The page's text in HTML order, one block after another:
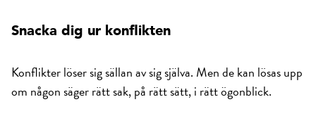
Snacka dig ur konflikten
Konflikter löser sig sällan av sig själva. Men de kan lösas upp
om någon säger rätt sak, på rätt sätt, i rätt ögonblick.